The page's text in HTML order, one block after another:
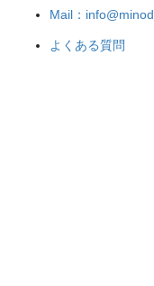
Mail：
よくある質問